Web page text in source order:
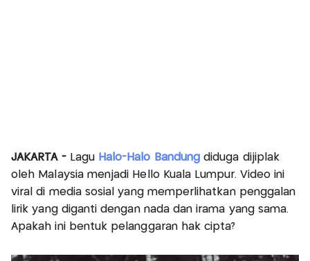
JAKARTA - Lagu Halo-Halo Bandung diduga dijiplak
oleh Malaysia menjadi Hello Kuala Lumpur. Video ini
viral di media sosial yang memperlihatkan penggalan
lirik yang diganti dengan nada dan irama yang sama.
Apakah ini bentuk pelanggaran hak cipta?